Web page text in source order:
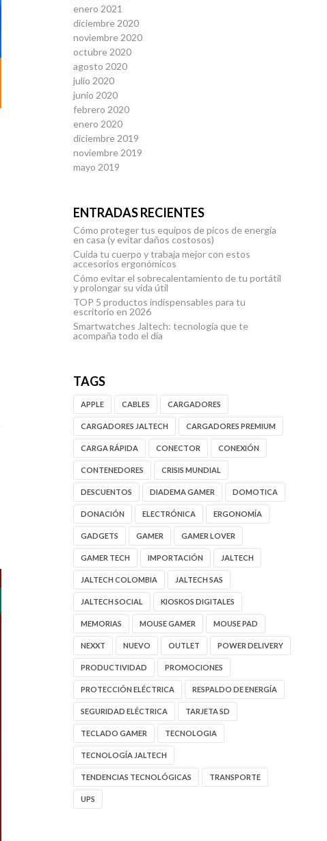
enero 2021
diciembre 2020
noviembre 2020
octubre 2020
agosto 2020
julio 2020
junio 2020
febrero 2020
enero 2020
diciembre 2019
noviembre 2019
mayo 2019
ENTRADAS RECIENTES
Cómo proteger tus equipos de picos de energía
en casa (y evitar daños costosos)
Cuida tu cuerpo y trabaja mejor con estos
accesorios ergonómicos
Cómo evitar el sobrecalentamiento de tu portátil
y prolongar su vida útil
TOP 5 productos indispensables para tu
escritorio en 2026
Smartwatches Jaltech: tecnología que te
acompaña todo el día
TAGS
APPLE CABLES CARGADORES
CARGADORES JALTECH CARGADORES PREMIUM
CARGA RÁPIDA CONECTOR CONEXIÓN
CONTENEDORES CRISIS MUNDIAL
DESCUENTOS DIADEMA GAMER DOMOTICA
DONACIÓN ELECTRÓNICA ERGONOMÍA
GADGETS GAMER GAMER LOVER
GAMER TECH IMPORTACIÓN JALTECH
JALTECH COLOMBIA JALTECH SAS
JALTECH SOCIAL KIOSKOS DIGITALES
MEMORIAS MOUSE GAMER MOUSE PAD
NEXXT NUEVO OUTLET POWER DELIVERY
PRODUCTIVIDAD PROMOCIONES
PROTECCIÓN ELÉCTRICA RESPALDO DE ENERGÍA
SEGURIDAD ELÉCTRICA TARJETA SD
TECLADO GAMER TECNOLOGIA
TECNOLOGÍA JALTECH
TENDENCIAS TECNOLÓGICAS TRANSPORTE
UPS